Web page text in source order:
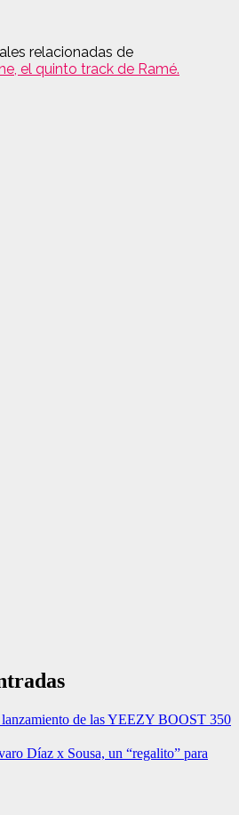
relacionadas de
el quinto track de Ramé.
lanzamiento de las YEEZY BOOST 350
Díaz x Sousa, un “regalito” para